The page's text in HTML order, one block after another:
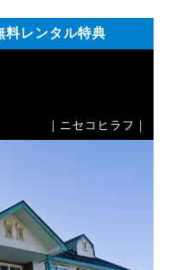
レンタル特典
｜ニセコヒラフ｜